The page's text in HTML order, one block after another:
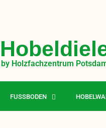
by Holzfachzentrum
FUSSBODEN